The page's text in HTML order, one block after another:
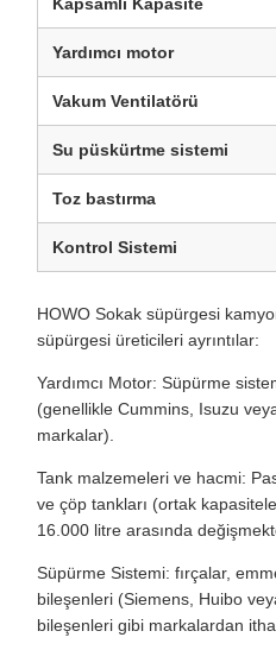
Kapsamlı Kapasite
Yardımcı motor
Vakum Ventilatörü
Su püskürtme sistemi
Toz bastırma
Kontrol Sistemi
HOWO Sokak süpürgesi
süpürgesi üreticileri ayrıntılar:
Yardımcı Motor: Süpürme
(genellikle Cummins, Isuzu
markalar).
Tank malzemeleri ve hacmi:
ve çöp tankları (ortak
16.000 litre arasında
Süpürme Sistemi: fırçalar,
bileşenleri (Siemens, Huibo
bileşenleri gibi markalardan